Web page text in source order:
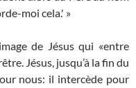
moi cela.' »
de Jésus qui «entre
Jésus, jusqu’à la fin du
nous: il intercède pour